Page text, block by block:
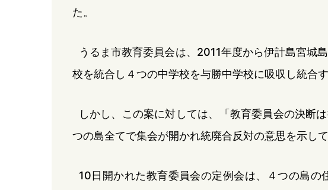
た。
うるま市教育委員会は、2011年度から伊計島宮城
校を統合し４つの中学校を与勝中学校に吸収し統合
しかし、この案に対しては、「教育委員会の決断
つの島全てで集会が開かれ統廃合反対の意思を示して
10日開かれた教育委員会の定例会は、４つの島